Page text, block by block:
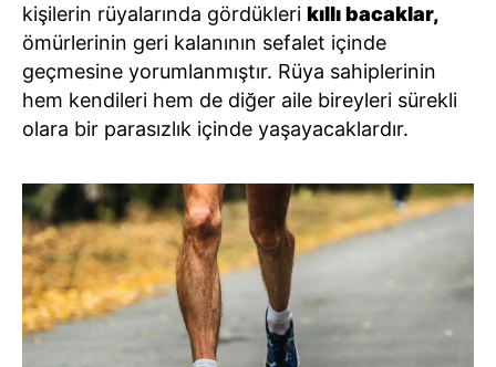
kişilerin rüyalarında gördükleri kıllı bacaklar,
ömürlerinin geri kalanının sefalet içinde
geçmesine yorumlanmıştır. Rüya sahiplerinin
hem kendileri hem de diğer aile bireyleri sürekli
olara bir parasızlık içinde yaşayacaklardır.